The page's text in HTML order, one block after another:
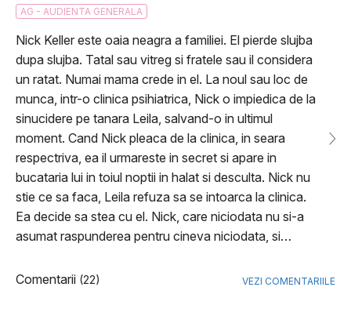
AG - AUDIENTA GENERALA
Nick Keller este oaia neagra a familiei. El pierde slujba
dupa slujba. Tatal sau vitreg si fratele sau il considera
un ratat. Numai mama crede in el. La noul sau loc de
munca, intr-o clinica psihiatrica, Nick o impiedica de la
sinucidere pe tanara Leila, salvand-o in ultimul
moment. Cand Nick pleaca de la clinica, in seara
respectriva, ea il urmareste in secret si apare in
bucataria lui in toiul noptii in halat si desculta. Nick nu
stie ce sa faca, Leila refuza sa se intoarca la clinica.
Ea decide sa stea cu el. Nick, care niciodata nu si-a
asumat raspunderea pentru cineva niciodata, si…
Comentarii (22) VEZI COMENTARIILE